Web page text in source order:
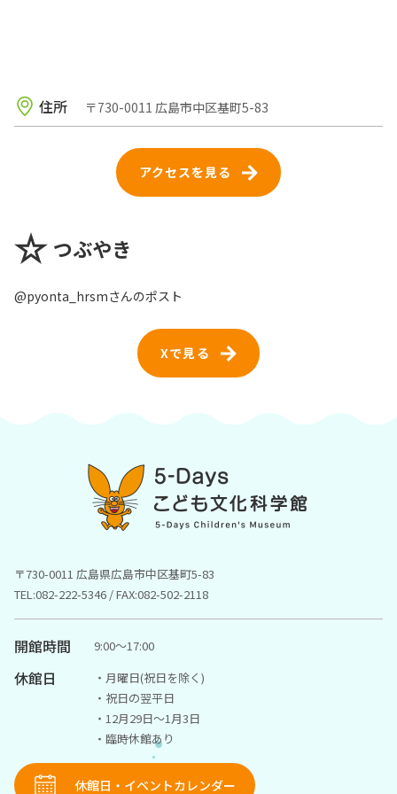
住所 〒730-0011 広島市中区基町5-83
アクセスを見る
つぶやき
@pyonta_hrsmさんのポスト
Xで見る
〒730-0011 広島県広島市中区基町5-83
TEL:082-222-5346 / FAX:082-502-2118
開館時間 9:00〜17:00
休館日
・月曜日(祝日を除く)
・祝日の翌平日
・12月29日～1月3日
・臨時休館あり
休館日・イベントカレンダー